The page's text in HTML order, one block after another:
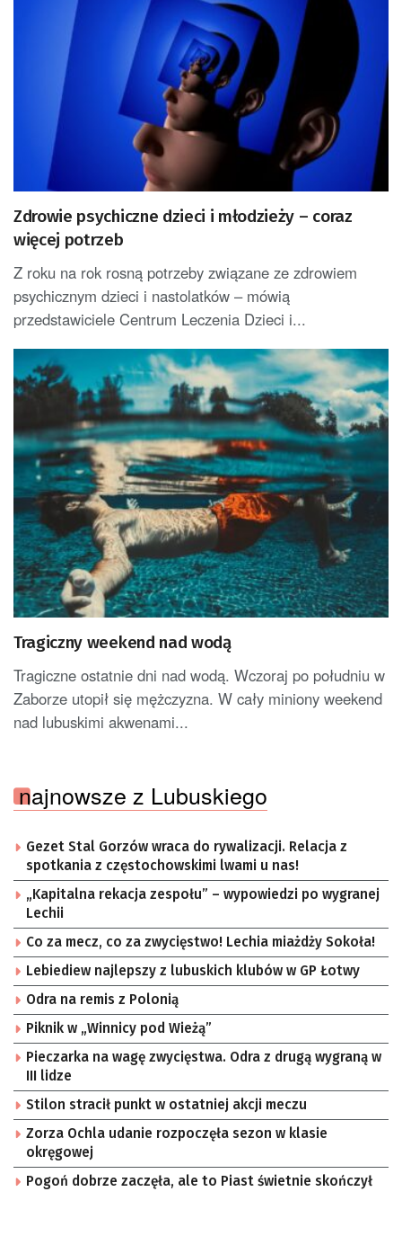
Zdrowie psychiczne dzieci i młodzieży – coraz
więcej potrzeb
Z roku na rok rosną potrzeby związane ze zdrowiem
psychicznym dzieci i nastolatków – mówią
przedstawiciele Centrum Leczenia Dzieci i...
Tragiczny weekend nad wodą
Tragiczne ostatnie dni nad wodą. Wczoraj po południu w
Zaborze utopił się mężczyzna. W cały miniony weekend
nad lubuskimi akwenami...
najnowsze z Lubuskiego
Gezet Stal Gorzów wraca do rywalizacji. Relacja z
spotkania z częstochowskimi lwami u nas!
„Kapitalna rekacja zespołu” – wypowiedzi po wygranej
Lechii
Co za mecz, co za zwycięstwo! Lechia miażdży Sokoła!
Lebiediew najlepszy z lubuskich klubów w GP Łotwy
Odra na remis z Polonią
Piknik w „Winnicy pod Wieżą”
Pieczarka na wagę zwycięstwa. Odra z drugą wygraną w
III lidze
Stilon stracił punkt w ostatniej akcji meczu
Zorza Ochla udanie rozpoczęła sezon w klasie
okręgowej
Pogoń dobrze zaczęła, ale to Piast świetnie skończył